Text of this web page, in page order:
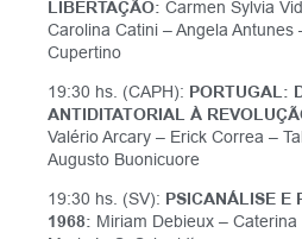
LIBERTAÇÃO: Carmen Sylvia
Carolina Catini – Angela Antunes
Cupertino
19:30 hs. (CAPH): PORTUGAL:
ANTIDITATORIAL À
Valério Arcary – Erick Correa –
Augusto Buonicuore
19:30 hs. (SV): PSICANÁLISE E
1968: Miriam Debieux –